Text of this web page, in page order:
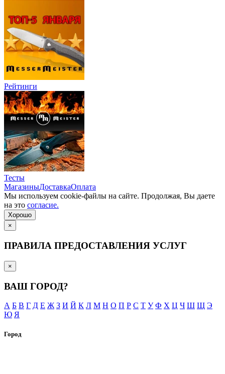
Рейтинги
Тесты
МагазиныДоставкаОплата
Мы используем cookie-файлы на сайте. Продолжая, Вы даете
на это согласие.
Хорошо
×
ПРАВИЛА ПРЕДОСТАВЛЕНИЯ УСЛУГ
×
ВАШ ГОРОД?
А Б В Г Д Е Ж З И Й К Л М Н О П Р С Т У Ф Х Ц Ч Ш Щ Э
Ю Я
Город